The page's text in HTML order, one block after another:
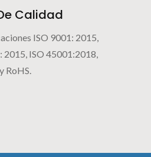
Calidad
ISO 9001: 2015,
2015, ISO 45001:2018,
RoHS.